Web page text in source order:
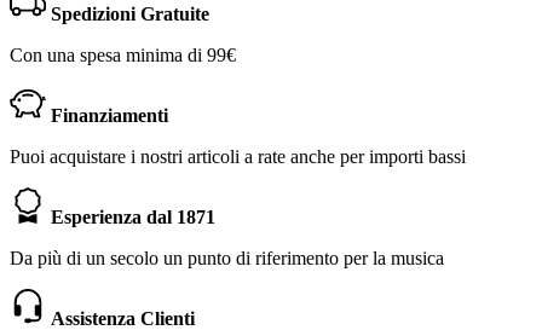
Spedizioni Gratuite
Con una spesa minima di 99€
Finanziamenti
Puoi acquistare i nostri articoli a rate anche per importi bassi
Esperienza dal 1871
Da più di un secolo un punto di riferimento per la musica
Assistenza Clienti